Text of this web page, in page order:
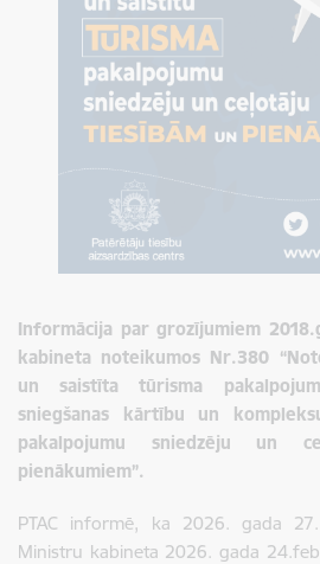
Informācija par grozījumiem
kabineta noteikumos Nr.380
un saistīta tūrisma
sniegšanas kārtību un
pakalpojumu sniedzēju un
pienākumiem”.
PTAC informē, ka 2026. gada
Ministru kabineta 2026. gada